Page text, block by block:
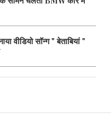
वीडियो सॉन्ग " बेताबियां "